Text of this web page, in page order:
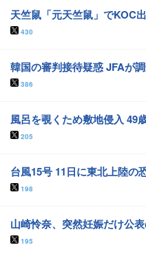
天竺鼠「元天竺鼠」でKOC
430
韓国の審判接待疑惑 JFAが
386
風呂を覗くため敷地侵入 49
205
台風15号 11日に東北上陸の
198
山崎怜奈、突然妊娠だけ公
195